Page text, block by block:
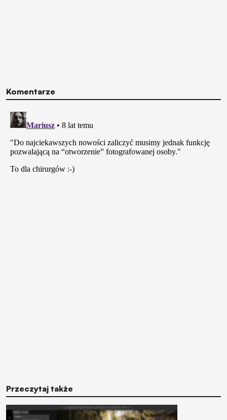
Komentarze
Przeczytaj także